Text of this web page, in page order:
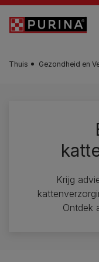
Skip to main content
Thuis Gezondheid en
Krijg
Ontdek